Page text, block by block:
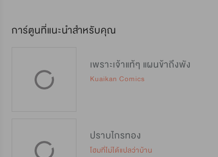
การ์ตูนที่แนะนำสำหรับคุณ
เพราะเจ้าแท้ๆ แผนข้าถึงพัง
Kuaikan Comics
ปราบไกรทอง
โฮมที่ไม่ได้แปลว่าบ้าน